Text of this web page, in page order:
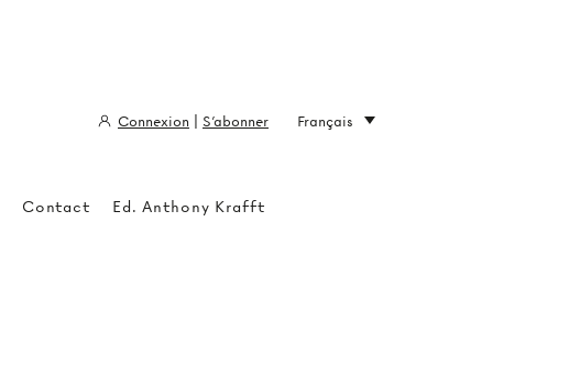
Contact Ed. Anthony Krafft
Connexion S'abonner Français